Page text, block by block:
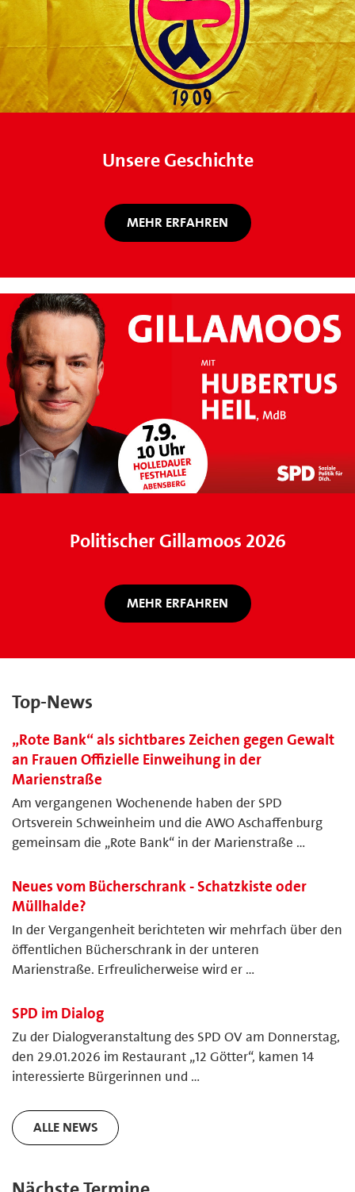
Unsere Geschichte
MEHR ERFAHREN
Politischer Gillamoos 2026
MEHR ERFAHREN
Top-News
„Rote Bank“ als sichtbares Zeichen gegen Gewalt
an Frauen Offizielle Einweihung in der
Marienstraße
Am vergangenen Wochenende haben der SPD
Ortsverein Schweinheim und die AWO Aschaffenburg
gemeinsam die „Rote Bank“ in der Marienstraße …
Neues vom Bücherschrank - Schatzkiste oder
Müllhalde?
In der Vergangenheit berichteten wir mehrfach über den
öffentlichen Bücherschrank in der unteren
Marienstraße. Erfreulicherweise wird er …
SPD im Dialog
Zu der Dialogveranstaltung des SPD OV am Donnerstag,
den 29.01.2026 im Restaurant „12 Götter“, kamen 14
interessierte Bürgerinnen und …
ALLE NEWS